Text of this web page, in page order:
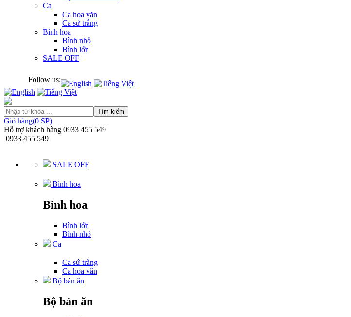
Ca
Ca hoa văn
Ca sứ trắng
Bình hoa
Bình nhỏ
Bình lớn
SALE OFF
Follow us:
Tìm kiếm
Giỏ hàng(0 SP)
Hỗ trợ khách hàng 0933 455 549
0933 455 549
SALE OFF
Bình hoa
Bình hoa
Bình lớn
Bình nhỏ
Ca
Ca sứ trắng
Ca hoa văn
Bộ bàn ăn
Bộ bàn ăn